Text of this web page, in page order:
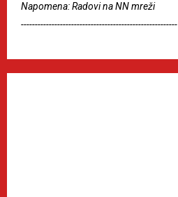
Napomena: Radovi na NN mreži
--------------------------------------------------------